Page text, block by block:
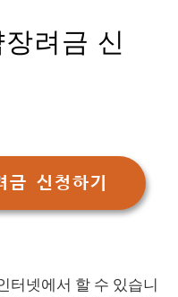
려금 신
금 신청하기
터넷에서 할 수 있습니